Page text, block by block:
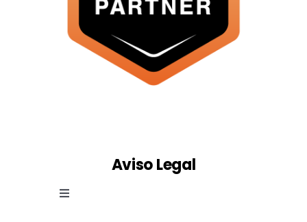
Aviso Legal
Toggle